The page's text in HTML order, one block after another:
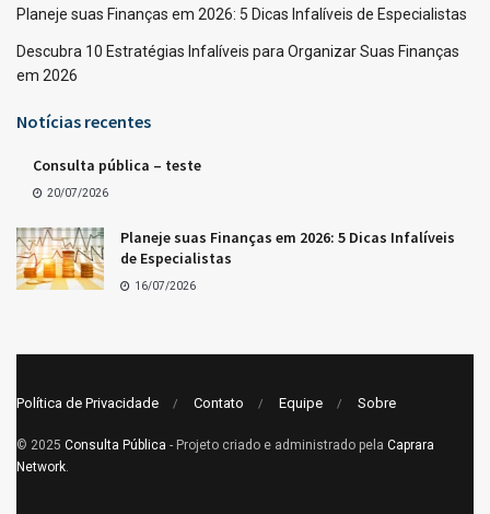
Planeje suas Finanças em 2026: 5 Dicas Infalíveis de Especialistas
Descubra 10 Estratégias Infalíveis para Organizar Suas Finanças
em 2026
Notícias recentes
Consulta pública – teste
20/07/2026
Planeje suas Finanças em 2026: 5 Dicas Infalíveis
de Especialistas
16/07/2026
Política de Privacidade Contato Equipe Sobre
© 2025 Consulta Pública - Projeto criado e administrado pela Caprara
Network.